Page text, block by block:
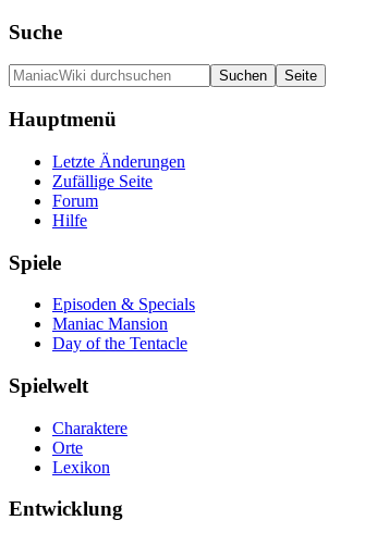
Suche
Hauptmenü
Letzte Änderungen
Zufällige Seite
Forum
Hilfe
Spiele
Episoden & Specials
Maniac Mansion
Day of the Tentacle
Spielwelt
Charaktere
Orte
Lexikon
Entwicklung